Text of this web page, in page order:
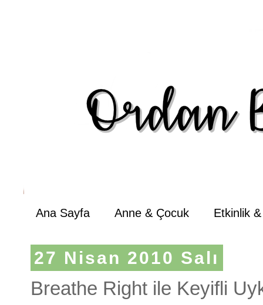
Ana Sayfa Anne & Çocuk Etkinlik
27 Nisan 2010 Salı
Breathe Right ile Keyifli